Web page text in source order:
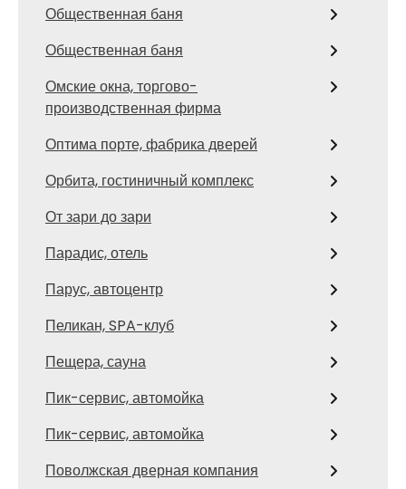
Общественная баня
Общественная баня
Омские окна, торгово-
производственная фирма
Оптима порте, фабрика дверей
Орбита, гостиничный комплекс
От зари до зари
Парадис, отель
Парус, автоцентр
Пеликан, SPA-клуб
Пещера, сауна
Пик-сервис, автомойка
Пик-сервис, автомойка
Поволжская дверная компания